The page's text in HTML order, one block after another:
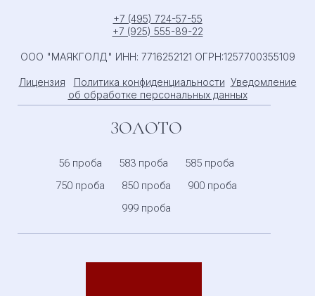
+7 (495) 724-57-55
+7 (925) 555-89-22
ООО "МАЯКГОЛД" ИНН: 7716252121 ОГРН:1257700355109
Лицензия Политика конфиденциальности Уведомление
об обработке персональных данных
ЗОЛОТО
56 проба 583 проба
585 проба
750 проба
850 проба
900 проба
999 проба